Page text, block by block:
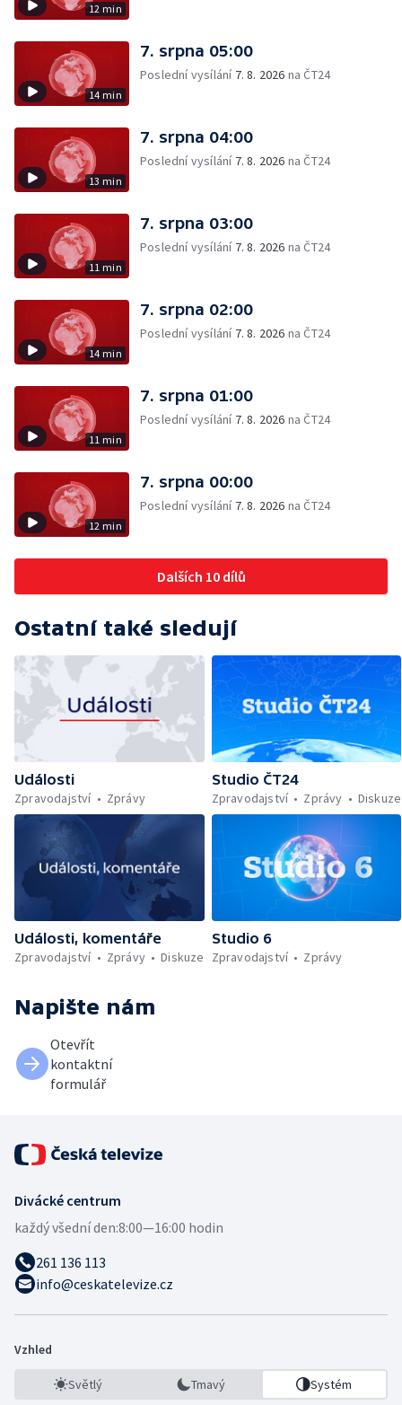
12 min
14 min
7. srpna 05:00
Poslední vysílání 7. 8. 2026 na ČT24
13 min
7. srpna 04:00
Poslední vysílání 7. 8. 2026 na ČT24
11 min
7. srpna 03:00
Poslední vysílání 7. 8. 2026 na ČT24
14 min
7. srpna 02:00
Poslední vysílání 7. 8. 2026 na ČT24
11 min
7. srpna 01:00
Poslední vysílání 7. 8. 2026 na ČT24
12 min
7. srpna 00:00
Poslední vysílání 7. 8. 2026 na ČT24
Dalších 10 dílů
Ostatní také sledují
Události
Zpravodajství
Zprávy
Studio ČT24
Zpravodajství
Zprávy Diskuze
Události, komentáře
Zpravodajství
Zprávy Diskuze
Studio 6
Zpravodajství
Zprávy
Napište nám
Otevřít
kontaktní
formulář
Divácké centrum
každý všední den:8:00—16:00 hodin
261 136 113
info@ceskatelevize.cz
Vzhled
Světlý Tmavý Systém